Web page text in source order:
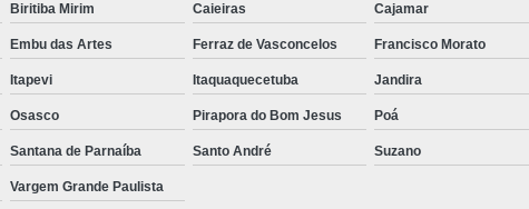
Biritiba Mirim Caieiras Cajamar
Embu das Artes Ferraz de Vasconcelos Francisco Morato
Itapevi Itaquaquecetuba Jandira
Osasco Pirapora do Bom Jesus Poá
Santana de Parnaíba Santo André Suzano
Vargem Grande Paulista